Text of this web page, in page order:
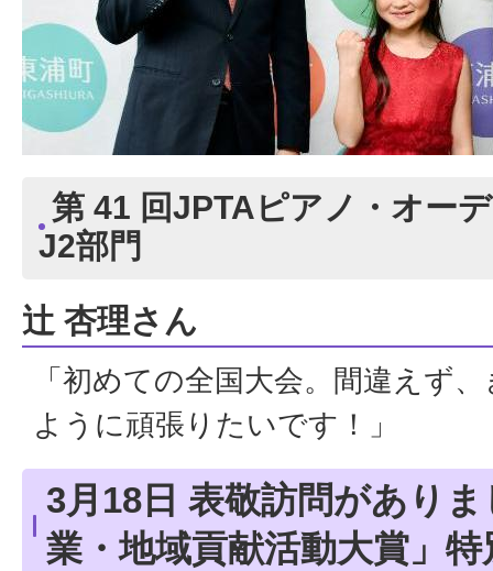
第 41 回JPTAピアノ・オー
J2部門
辻 杏理さん
「初めての全国大会。間違えず
ように頑張りたいです！」
3月18日 表敬訪問があり
業・地域貢献活動大賞」特